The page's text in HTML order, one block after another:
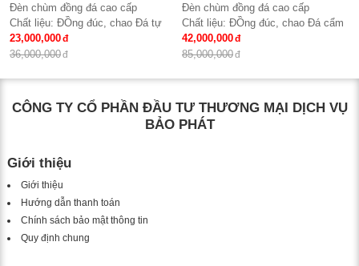
Đèn chùm đồng đá cao cấp
Chất liệu: ĐỒng đúc, chao Đá tự
nhiên
Số lượng tay : 15 tay
Bóng đèn: Bóng led tiết kiệm điện
E14*15
Bảo hành: 2 năm
23,000,000
36,000,000
Đèn chùm đồng đá cao cấp
Chất liệu: ĐỒng đúc, chao Đá cẩm
thạch trắng tự nhiên
Số lượng tay : 24 tay
Bóng đèn: Bóng led tiết kiệm điện
Bảo hành: 2 năm
42,000,000
85,000,000
CÔNG TY CỔ PHẦN ĐẦU TƯ THƯƠNG MẠI DỊCH VỤ
BẢO PHÁT
Giới thiệu
Giới thiệu
Hướng dẫn thanh toán
Chính sách bảo mật thông tin
Quy định chung